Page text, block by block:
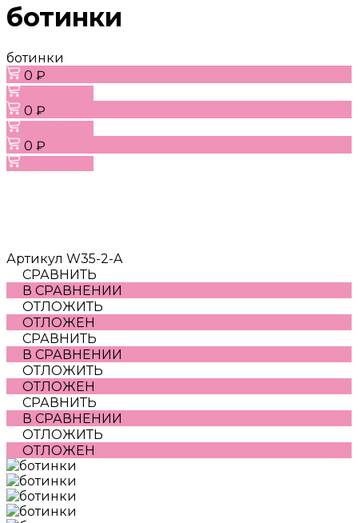
ботинки
ботинки
0 ₽
0 ₽
0 ₽
Артикул W35-2-A
СРАВНИТЬ
В СРАВНЕНИИ
ОТЛОЖИТЬ
ОТЛОЖЕН
СРАВНИТЬ
В СРАВНЕНИИ
ОТЛОЖИТЬ
ОТЛОЖЕН
СРАВНИТЬ
В СРАВНЕНИИ
ОТЛОЖИТЬ
ОТЛОЖЕН